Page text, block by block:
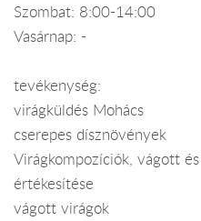
Szombat: 8:00-14:00
Vasárnap: -
tevékenység:
virágküldés Mohács
cserepes dísznövények
Virágkompozíciók, vágott
értékesítése
vágott virágok